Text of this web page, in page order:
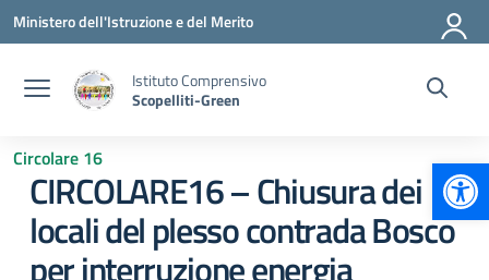
Vai ai contenuti
Vai al menu di navigazione
Vai al footer
Ministero dell'Istruzione e del Merito
Istituto Comprensivo
Scopelliti-Green
Circolare 16
CIRCOLARE16 – Chiusura dei
locali del plesso contrada Bosco
per interruzione energia